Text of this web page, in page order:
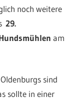
noch weitere
29.
am
sind
sollte in einer